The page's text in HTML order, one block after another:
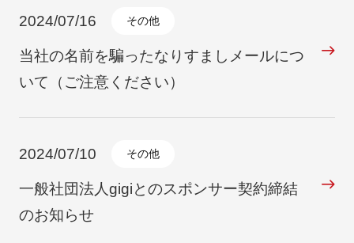
2024/07/16 その他
当社の名前を騙ったなりすましメールにつ
いて（ご注意ください）
2024/07/10 その他
一般社団法人gigiとのスポンサー契約締結
のお知らせ